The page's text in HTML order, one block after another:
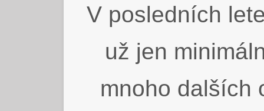
V posledních
už jen
mnoho dalších